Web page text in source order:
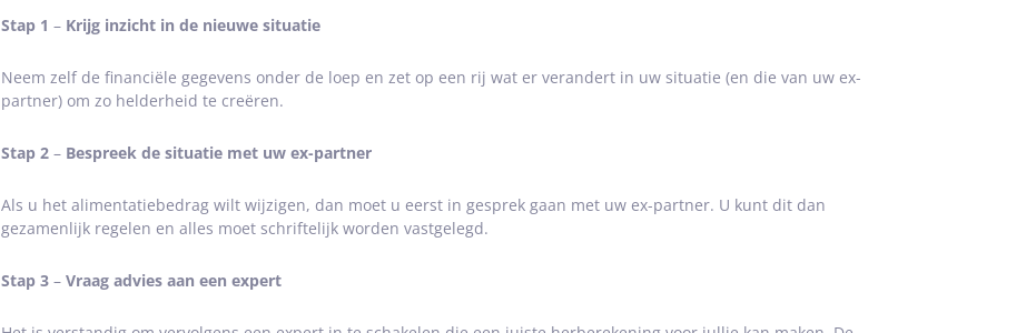
Stap 1 – Krijg inzicht in de nieuwe situatie
Neem zelf de financiële gegevens onder de loep en zet op een rij wat er verandert in uw situatie (en die van uw ex-
partner) om zo helderheid te creëren.
Stap 2– Bespreek de situatie met uw ex-partner
Als u het alimentatiebedrag wilt wijzigen, dan moet u eerst in gesprek gaan met uw ex-partner. U kunt dit dan
gezamenlijk regelen en alles moet schriftelijk worden vastgelegd.
Stap 3– Vraag advies aan een expert